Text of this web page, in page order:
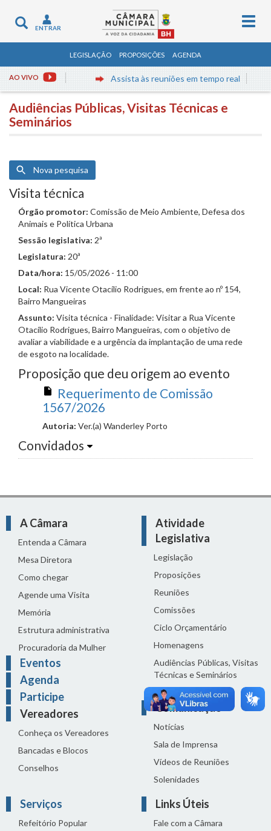
Toggle
navigation
ENTRAR
LEGISLAÇÃO PROPOSIÇÕES AGENDA
AO VIVO Assista às reuniões em tempo real
Audiências Públicas, Visitas Técnicas e
Seminários
Nova pesquisa
Visita técnica
Órgão promotor: Comissão de Meio Ambiente, Defesa dos
Animais e Política Urbana
Sessão legislativa: 2ª
Legislatura: 20ª
Data/hora: 15/05/2026 - 11:00
Local: Rua Vicente Otacílio Rodrigues, em frente ao nº 154,
Bairro Mangueiras
Assunto: Visita técnica - Finalidade: Visitar a Rua Vicente
Otacílio Rodrigues, Bairro Mangueiras, com o objetivo de
avaliar a viabilidade e a urgência da implantação de uma rede
de esgoto na localidade.
Proposição que deu origem ao evento
Requerimento de Comissão
1567/2026
Autoria: Ver.(a) Wanderley Porto
Convidados
A Câmara
Entenda a Câmara
Mesa Diretora
Como chegar
Agende uma Visita
Memória
Estrutura administrativa
Procuradoria da Mulher
Eventos
Agenda
Participe
Vereadores
Conheça os Vereadores
Bancadas e Blocos
Conselhos
Atividade
Legislativa
Legislação
Proposições
Reuniões
Comissões
Ciclo Orçamentário
Homenagens
Audiências Públicas, Visitas
Técnicas e Seminários
Distribuição do dia
Comunicação
Notícias
Sala de Imprensa
Vídeos de Reuniões
Solenidades
Serviços
Refeitório Popular
Links Úteis
Fale com a Câmara